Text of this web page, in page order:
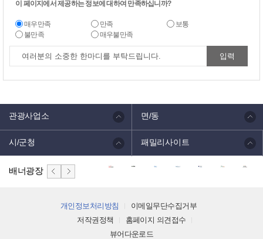
이 페이지에서 제공하는 정보에 대하여 만족하십니까?
매우만족 만족
보통
불만족
매우불만족
관광사업소 면/동
시/군청 패밀리사이트
배너광장
개인정보처리방침
이메일무단수집거부
저작권정책
홈페이지 의견접수
뷰어다운로드